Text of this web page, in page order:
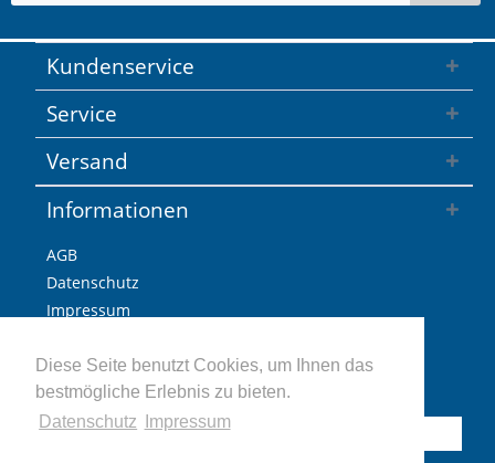
Diese Seite benutzt Cookies, um Ihnen das
bestmögliche Erlebnis zu bieten.
Datenschutz
Impressum
Kundenservice
Service
Informationen
AGB
Datenschutz
Impressum
Widerrufsbelehrung
Retoure
Vertrag widerrufen
Versand